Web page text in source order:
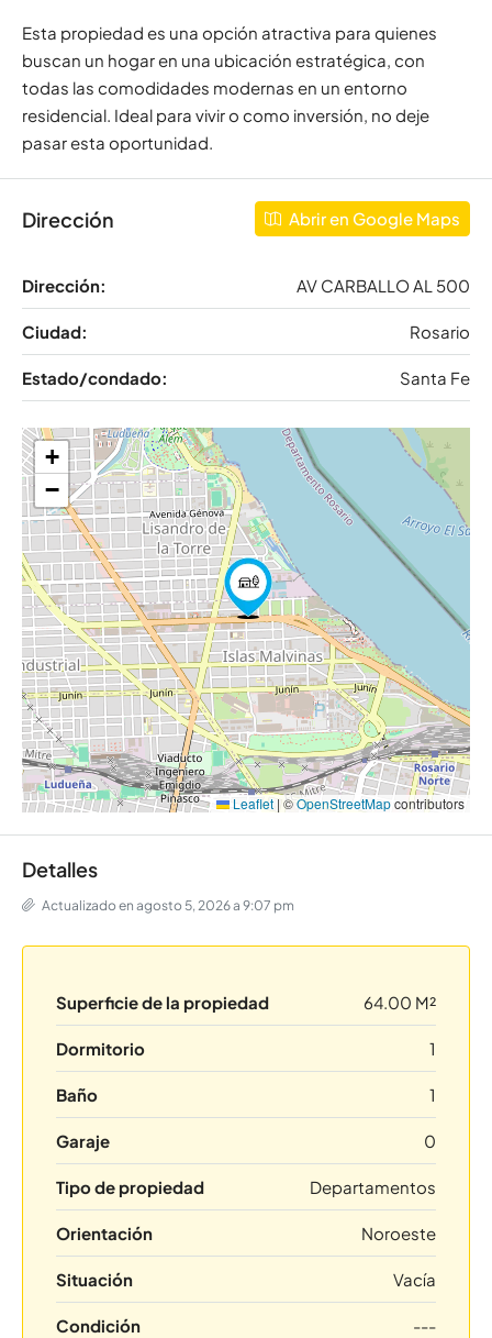
Esta propiedad es una opción atractiva para quienes
buscan un hogar en una ubicación estratégica, con
todas las comodidades modernas en un entorno
residencial. Ideal para vivir o como inversión, no deje
pasar esta oportunidad.
Dirección Abrir en Google Maps
Dirección: AV CARBALLO AL 500
Ciudad: Rosario
Estado/condado: Santa Fe
+
−
Leaflet | ©OpenStreetMapcontributors
Detalles
Actualizado en agosto 5, 2026 a 9:07 pm
Superficie de la propiedad 64.00 M²
Dormitorio 1
Baño 1
Garaje 0
Tipo de propiedad Departamentos
Orientación Noroeste
Situación Vacía
Condición ---